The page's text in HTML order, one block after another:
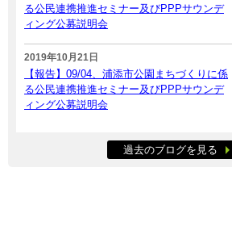
る公民連携推進セミナー及びPPPサウンデ
ィング公募説明会
2019年10月21日
【報告】09/04、浦添市公園まちづくりに係
る公民連携推進セミナー及びPPPサウンデ
ィング公募説明会
過去のブログを見る